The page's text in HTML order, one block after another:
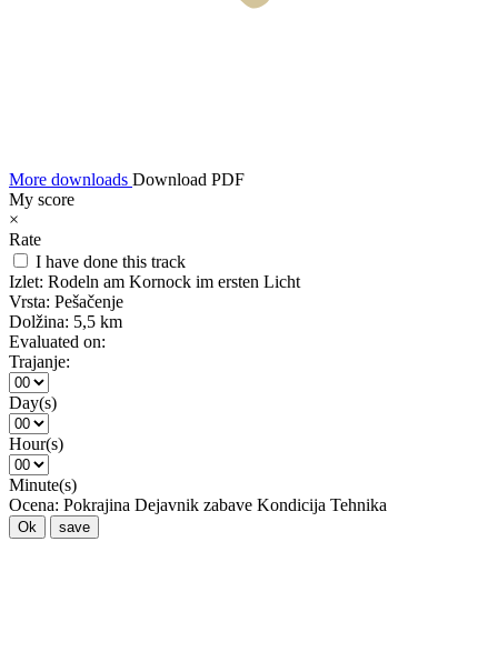
More downloads Download PDF
My score
×
Rate
I have done this track
Izlet: Rodeln am Kornock im ersten Licht
Vrsta: Pešačenje
Dolžina: 5,5 km
Evaluated on:
Trajanje:
Day(s)
Hour(s)
Minute(s)
Ocena: Pokrajina Dejavnik zabave Kondicija Tehnika
Ok save